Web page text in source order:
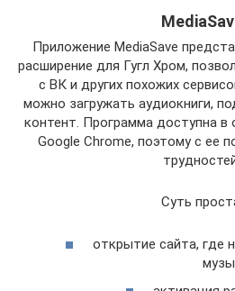
Приложение MediaSave
расширение для Гугл Хром,
с ВК и других похожих
можно загружать аудиокниги,
контент. Программа доступна в
Google Chrome, поэтому с ее
Суть
открытие сайта, где